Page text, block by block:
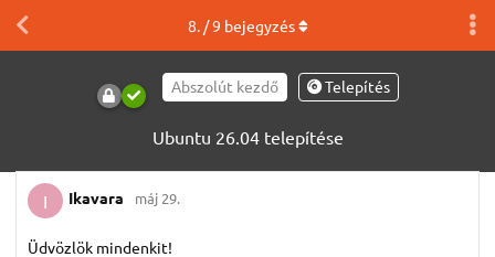
Abszolút kezdő Telepítés
Ubuntu 26.04 telepítése
8. /9 bejegyzés
I Ikavara máj 29.
Üdvözlök mindenkit!